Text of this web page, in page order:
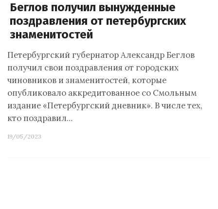
Беглов получил вынужденные
поздравления от петербургских
знаменитостей
Петербургский губернатор Александр Беглов
получил свои поздравления от городских
чиновников и знаменитостей, которые
опубликовало аккредитованное со Смольным
издание «Петербургский дневник». В числе тех,
кто поздравил…
19/05/2023